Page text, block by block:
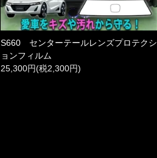
S660 センターテールレンズプロテクシ
ョンフィルム
25,300円(税2,300円)